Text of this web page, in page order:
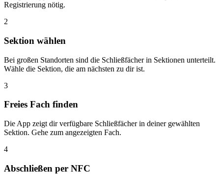
Registrierung nötig.
2
Sektion wählen
Bei großen Standorten sind die Schließfächer in Sektionen unterteilt.
Wähle die Sektion, die am nächsten zu dir ist.
3
Freies Fach finden
Die App zeigt dir verfügbare Schließfächer in deiner gewählten
Sektion. Gehe zum angezeigten Fach.
4
Abschließen per NFC